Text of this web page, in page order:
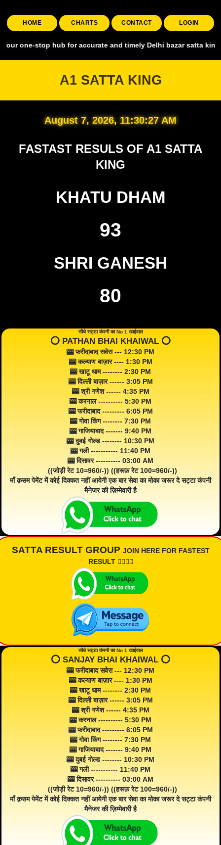
HOME CHARTS CONTACT LOGIN
hub for accurate and timely Delhi bazar satta king,
A1 SATTA KING
August 7, 2026, 11:30:28 AM
FASTAST RESULS OF A1 SATTA
KING
KHATU DHAM
93
SHRI GANESH
80
सीधे सट्टा कंपनी का No 1 खाईवाल
⭕️ PATHAN BHAI KHAIWAL ⭕️
🎰 फरीदाबाद सवेरा --- 12:30 PM
🎰 कल्याण बाज़ार ---- 1:30 PM
🎰 खाटू धाम -------- 2:30 PM
🎰 दिल्ली बाज़ार ------ 3:05 PM
🎰 श्री गणेश ------ 4:35 PM
🎰 करनाल ---------- 5:30 PM
🎰 फरीदाबाद --------- 6:05 PM
🎰 गोवा किंग -------- 7:30 PM
🎰 गाजियाबाद ------- 9:40 PM
🎰 दुबई गोल्ड -------- 10:30 PM
🎰 गली ----------- 11:40 PM
🎰 दिसावर ---------- 03:00 AM
((जोड़ी रेट 10=960/-)) ((हरूफ़ रेट 100=960/-))
माँ क़सम पेमेंट में कोई दिक्कत नहीं आयेगी एक बार सेवा का मोका जरूर दे सट्टा कंपनी
मैनेजर की ज़िम्मेवारी है
SATTA RESULT GROUP JOIN HERE FOR FASTEST
RESULT 👇🏾👇🏾
सीधे सट्टा कंपनी का No 1 खाईवाल
⭕️ SANJAY BHAI KHAIWAL ⭕️
🎰 फरीदाबाद सवेरा --- 12:30 PM
🎰 कल्याण बाज़ार ---- 1:30 PM
🎰 खाटू धाम -------- 2:30 PM
🎰 दिल्ली बाज़ार ------ 3:05 PM
🎰 श्री गणेश ------ 4:35 PM
🎰 करनाल ---------- 5:30 PM
🎰 फरीदाबाद --------- 6:05 PM
🎰 गोवा किंग -------- 7:30 PM
🎰 गाजियाबाद ------- 9:40 PM
🎰 दुबई गोल्ड -------- 10:30 PM
🎰 गली ----------- 11:40 PM
🎰 दिसावर ---------- 03:00 AM
((जोड़ी रेट 10=960/-)) ((हरूफ़ रेट 100=960/-))
माँ क़सम पेमेंट में कोई दिक्कत नहीं आयेगी एक बार सेवा का मोका जरूर दे सट्टा कंपनी
मैनेजर की ज़िम्मेवारी है